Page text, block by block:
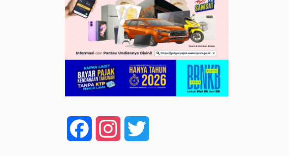
Facebook Instagram